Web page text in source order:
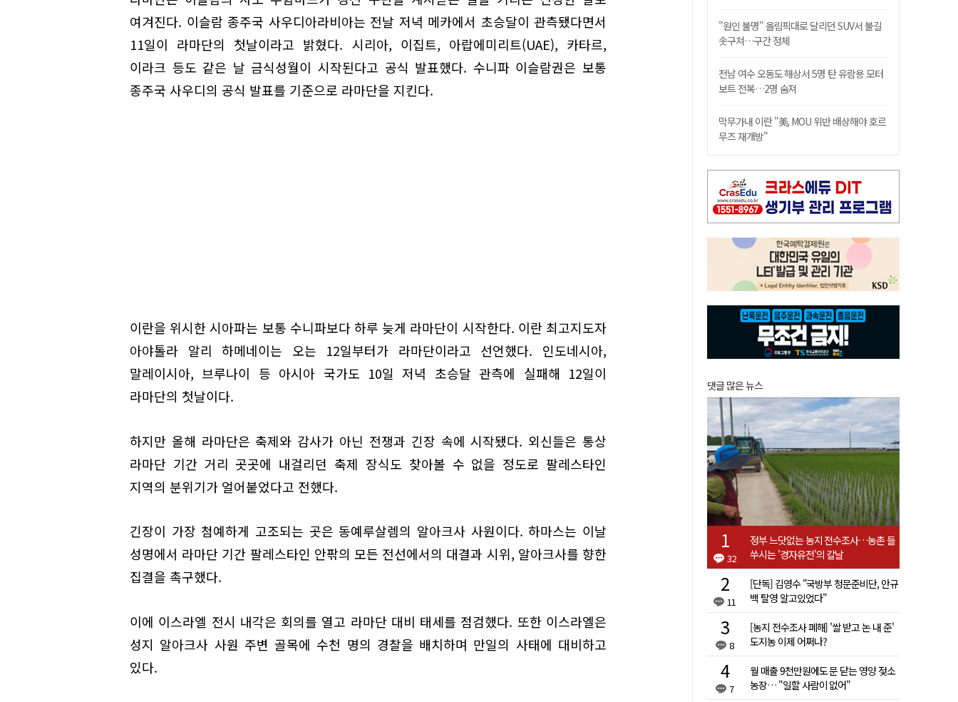
여겨진다. 이슬람 종주국 사우디아라비아는 전날 저녁 메카에서 초승달이 관측됐다면서
11일이 라마단의 첫날이라고 밝혔다. 시리아, 이집트, 아랍에미리트(UAE), 카타르,
이라크 등도 같은 날 금식성월이 시작된다고 공식 발표했다. 수니파 이슬람권은 보통
종주국 사우디의 공식 발표를 기준으로 라마단을 지킨다.
이란을 위시한 시아파는 보통 수니파보다 하루 늦게 라마단이 시작한다. 이란 최고지도자
아야톨라 알리 하메네이는 오는 12일부터가 라마단이라고 선언했다. 인도네시아,
말레이시아, 브루나이 등 아시아 국가도 10일 저녁 초승달 관측에 실패해 12일이
라마단의 첫날이다.
하지만 올해 라마단은 축제와 감사가 아닌 전쟁과 긴장 속에 시작됐다. 외신들은 통상
라마단 기간 거리 곳곳에 내걸리던 축제 장식도 찾아볼 수 없을 정도로 팔레스타인
지역의 분위기가 얼어붙었다고 전했다.
긴장이 가장 첨예하게 고조되는 곳은 동예루살렘의 알아크사 사원이다. 하마스는 이날
성명에서 라마단 기간 팔레스타인 안팎의 모든 전선에서의 대결과 시위, 알아크사를 향한
집결을 촉구했다.
이에 이스라엘 전시 내각은 회의를 열고 라마단 대비 태세를 점검했다. 또한 이스라엘은
성지 알아크사 사원 주변 골목에 수천 명의 경찰을 배치하며 만일의 사태에 대비하고
있다.
"원인 불명" 올림픽대로 달리던 SUV서 불길
솟구쳐…구간 정체
전남 여수 오동도 해상서 5명 탄 유람용 모터
보트 전복…2명 숨져
막무가내 이란 "美, MOU 위반 배상해야 호르
무즈 재개방"
댓글 많은 뉴스
32
정부 느닷없는 농지 전수조사…농촌 들
쑤시는 '경자유전'의 칼날
11
[단독] 김영수 "국방부 청문준비단, 안규
백 탈영 알고있었다"
8
[농지 전수조사 폐해] '쌀 받고 논 내 준'
도지농 이제 어쩌나?
7
월 매출 9천만원에도 문 닫는 영양 젖소
농장… "일할 사람이 없어"